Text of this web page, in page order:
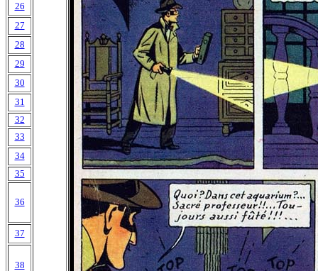
26
27
28
29
30
31
32
33
34
35
36
37
38